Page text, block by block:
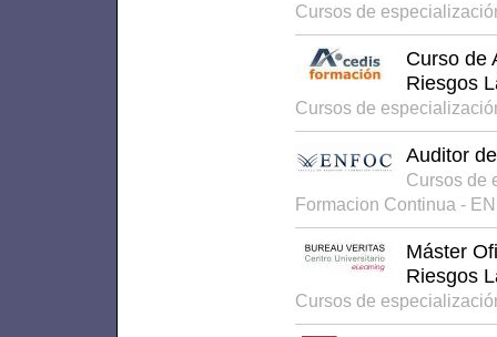
Cursos de
Curso de
Riesgos
Cursos de
Auditor
Cursos de
Formacion Continua -
Máster
Riesgos
Cursos de